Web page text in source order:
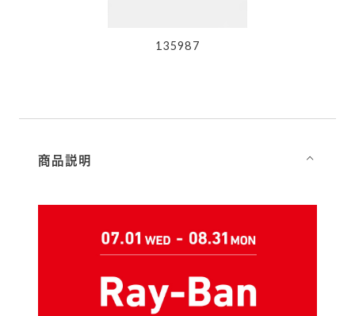
135987
商品説明 ⌵